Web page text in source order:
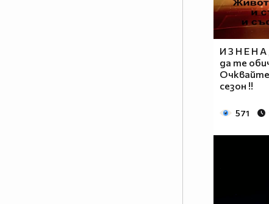
И З Н Е Н
да те
сезон !!
571